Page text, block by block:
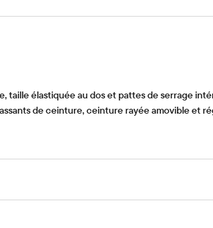
taille élastiquée au dos et pattes de serrage
de ceinture, ceinture rayée amovible et